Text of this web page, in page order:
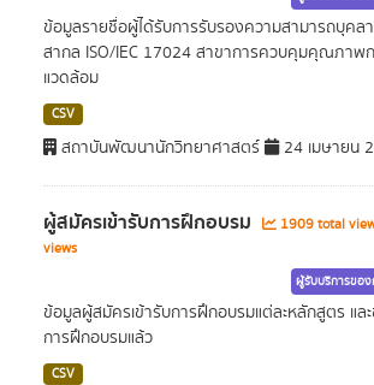
ข้อมูลรายชื่อผู้ได้รับการรับรองความสามารถบุคล
สากล ISO/IEC 17024 สาขาการควบคุมคุณภาพก
แวดล้อม
CSV
สถาบันพัฒนานักวิทยาศาสตร์ 24 เมษายน
ผู้สมัครเข้ารับการฝึกอบรม 1909 total
views
ผู้รับบริการขอ
ข้อมูลผู้สมัครเข้ารับการฝึกอบรมแต่ละหลักสูตร และ
การฝึกอบรมแล้ว
CSV